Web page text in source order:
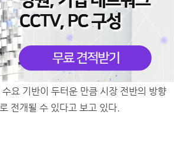
요 기반이 두터운 만큼 시장 전반의 방향
전개될 수 있다고 보고 있다.